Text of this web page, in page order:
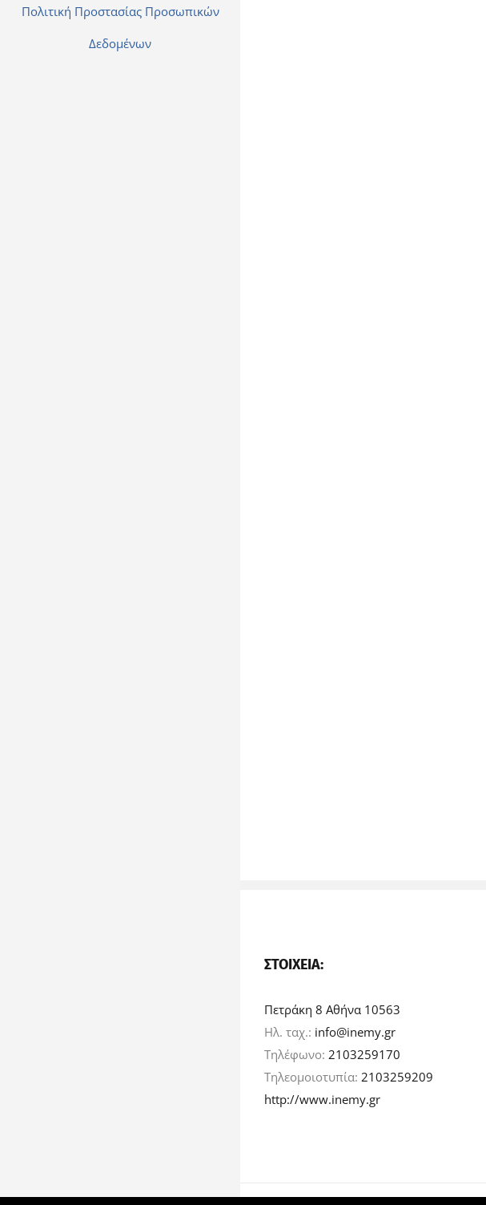
Πολιτική Προστασίας Προσωπικών
Δεδομένων
ΣΤΟΙΧΕΊΑ:
Πετράκη 8 Αθήνα 10563
Ηλ. ταχ.: info@inemy.gr
Τηλέφωνο: 2103259170
Τηλεομοιοτυπία: 2103259209
http://www.inemy.gr